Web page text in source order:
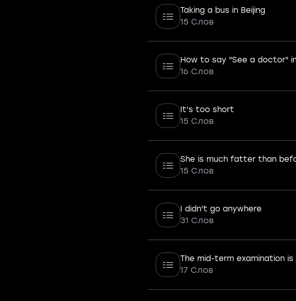
Taking a bus in Beijing
15 Слов
How to say "See a doctor"
16 Слов
It's too short
15 Слов
She is much fatter than
15 Слов
I didn't go anywhere
31 Слов
The mid-term examination
17 Слов